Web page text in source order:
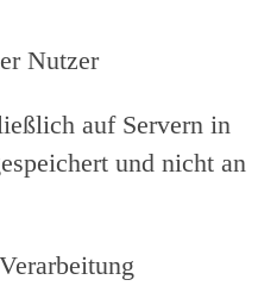
Nutzer
auf Servern in
und nicht an